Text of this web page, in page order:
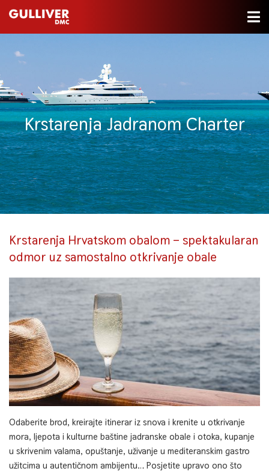
Krstarenja Jadranom Charter
Krstarenja Hrvatskom obalom – spektakularan
odmor uz samostalno otkrivanje obale
Odaberite brod, kreirajte itinerar iz snova i krenite u otkrivanje
mora, ljepota i kulturne baštine jadranske obale i otoka, kupanje
u skrivenim valama, opuštanje, uživanje u mediteranskim gastro
užitcima u autentičnom ambijentu… Posjetite upravo ono što